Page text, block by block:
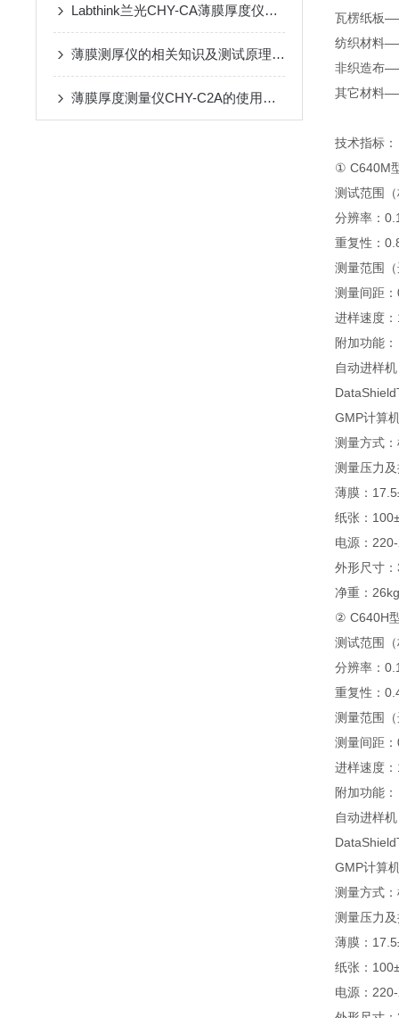
Labthink兰光CHY-CA薄膜厚度仪的维护保养方法
薄膜测厚仪的相关知识及测试原理标准介绍
薄膜厚度测量仪CHY-C2A的使用注意事项
瓦楞纸板
纺织材料
非织造布
其它材料
技术指标：
① C640M
测试范围
分辨率：
重复性：
测量范围
测量间距
进样速度
附加功能：
自动进样
GMP计算
测量方式
测量压力
薄膜：
纸张：
电源：
外形尺寸
净重：26kg
② C640H
测试范围
分辨率：
重复性：
测量范围
测量间距
进样速度
附加功能：
自动进样
GMP计算
测量方式
测量压力
薄膜：
纸张：
电源：